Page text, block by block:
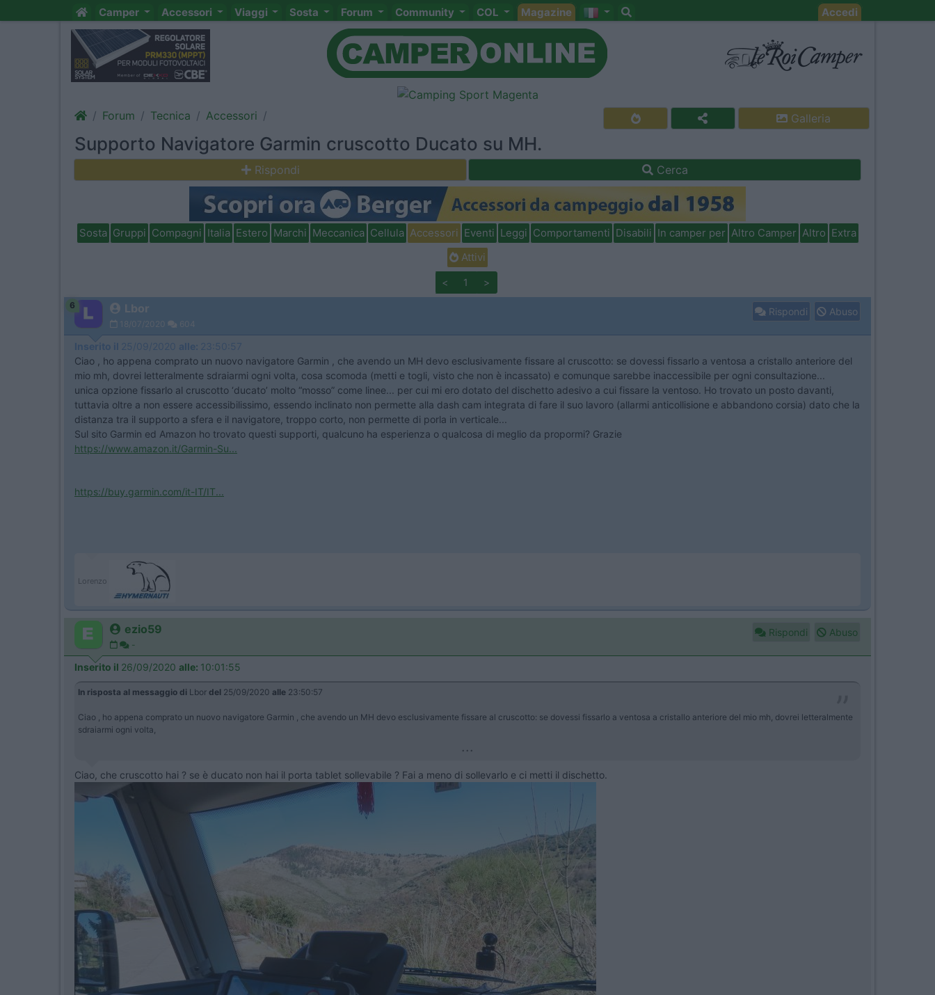
Camper Accessori Viaggi Sosta Forum Community COL Magazine Accedi
Forum Tecnica Accessori Galleria
Supporto Navigatore Garmin cruscotto Ducato su MH.
Rispondi Cerca
Sosta Gruppi Compagni Italia Estero Marchi Meccanica Cellula Accessori Eventi Leggi Comportamenti Disabili In camper per Altro Camper Altro Extra
Attivi
< 1 >
6 Lbor
18/07/2020 604
Rispondi Abuso
Inserito il 25/09/2020 alle: 23:50:57
Ciao , ho appena comprato un nuovo navigatore Garmin , che avendo un MH devo esclusivamente fissare al cruscotto: se dovessi fissarlo a ventosa a cristallo anteriore del
mio mh, dovrei letteralmente sdraiarmi ogni volta, cosa scomoda (metti e togli, visto che non è incassato) e comunque sarebbe inaccessibile per ogni consultazione...
unica opzione fissarlo al cruscotto ‘ducato’ molto “mosso” come linee... per cui mi ero dotato del dischetto adesivo a cui fissare la ventoso. Ho trovato un posto davanti,
tuttavia oltre a non essere accessibilissimo, essendo inclinato non permette alla dash cam integrata di fare il suo lavoro (allarmi anticollisione e abbandono corsia) dato che la
distanza tra il supporto a sfera e il navigatore, troppo corto, non permette di porla in verticale...
Sul sito Garmin ed Amazon ho trovato questi supporti, qualcuno ha esperienza o qualcosa di meglio da propormi? Grazie
https://www.amazon.it/Garmin-Su...
https://buy.garmin.com/it-IT/IT...
Lorenzo
ezio59
-
Rispondi Abuso
Inserito il 26/09/2020 alle: 10:01:55
In risposta al messaggio di Lbor del 25/09/2020 alle 23:50:57
Ciao , ho appena comprato un nuovo navigatore Garmin , che avendo un MH devo esclusivamente fissare al cruscotto: se dovessi fissarlo a ventosa a cristallo anteriore del mio mh, dovrei letteralmente
sdraiarmi ogni volta,
...
Ciao, che cruscotto hai ? se è ducato non hai il porta tablet sollevabile ? Fai a meno di sollevarlo e ci metti il dischetto.